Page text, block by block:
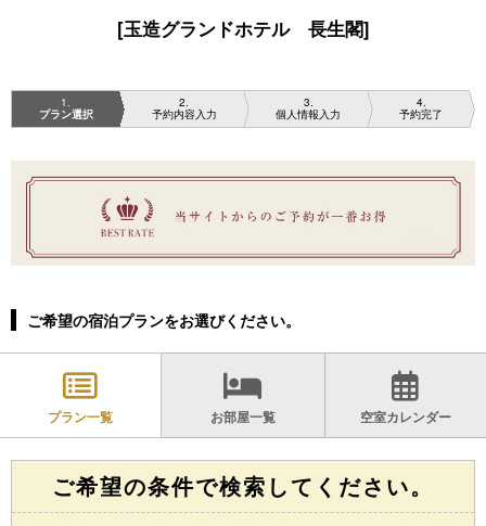
[玉造グランドホテル 長生閣]
1
プラン選択
2
予約内容入力
3
個人情報入力
4
予約完了
ご希望の宿泊プランをお選びください。
プラン一覧 お部屋一覧 空室カレンダー
ご希望の条件で検索してください。